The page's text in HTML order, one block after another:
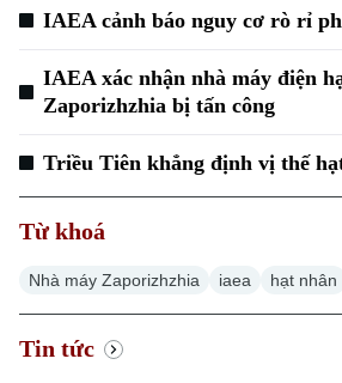
IAEA cảnh báo nguy cơ rò rỉ
IAEA xác nhận nhà máy điện
Zaporizhzhia bị tấn công
Triều Tiên khẳng định vị thế
Từ khoá
Nhà máy Zaporizhzhia iaea hạt nhân
Tin tức